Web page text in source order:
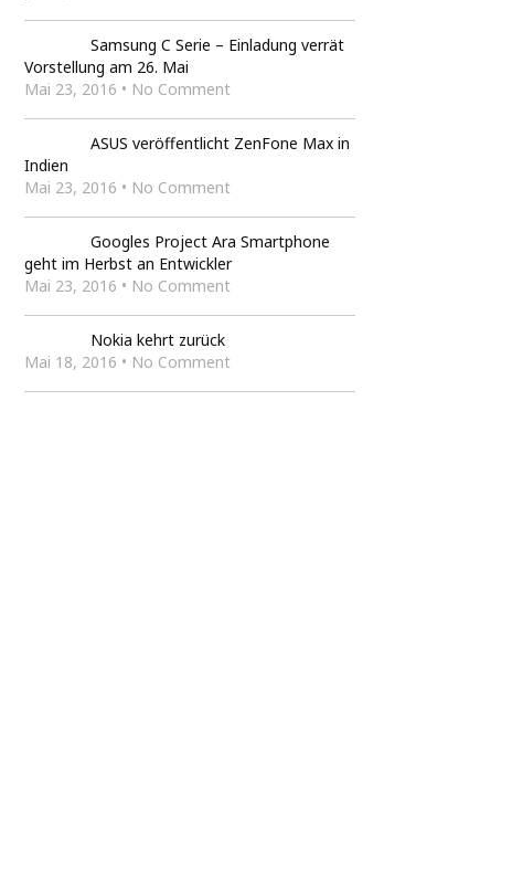
Samsung C Serie – Einladung verrät
Vorstellung am 26. Mai
Mai 23, 2016 • No Comment
ASUS veröffentlicht ZenFone Max in
Indien
Mai 23, 2016 • No Comment
Googles Project Ara Smartphone
geht im Herbst an Entwickler
Mai 23, 2016 • No Comment
Nokia kehrt zurück
Mai 18, 2016 • No Comment